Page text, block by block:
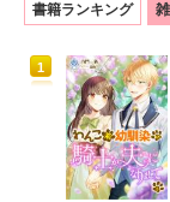
書籍ランキング
1